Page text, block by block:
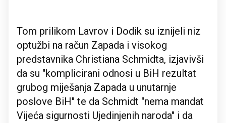
Tom prilikom Lavrov i Dodik su iznijeli niz
optužbi na račun Zapada i visokog
predstavnika Christiana Schmidta, izjavivši
da su "komplicirani odnosi u BiH rezultat
grubog miješanja Zapada u unutarnje
poslove BiH" te da Schmidt "nema mandat
Vijeća sigurnosti Ujedinjenih naroda" i da